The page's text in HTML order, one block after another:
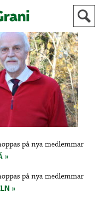
på nya medlemmar
på nya medlemmar